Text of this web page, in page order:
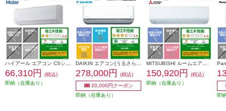
66,310円
(税込)
即納（在庫あり）
278,000円
(税込)
20,000円クーポン
即納（在庫あり）
150,920円
(税込)
即納（在庫あり）
即